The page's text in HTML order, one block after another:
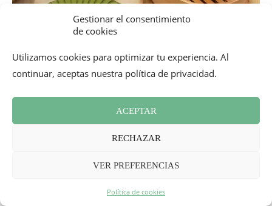
Gestionar el consentimiento
de cookies
Utilizamos cookies para optimizar tu experiencia. Al
continuar, aceptas nuestra política de privacidad.
ACEPTAR
RECHAZAR
VER PREFERENCIAS
Política de cookies
MIS MEJORES DIRECCIONES DE TIENDAS DE TÉ